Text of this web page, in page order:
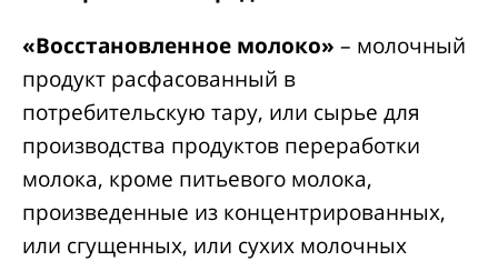
«Восстановленное молоко» – молочный
продукт расфасованный в
потребительскую тару, или сырье для
производства продуктов переработки
молока, кроме питьевого молока,
произведенные из концентрированных,
или сгущенных, или сухих молочных